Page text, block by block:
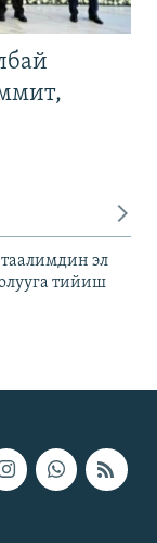
эл
тийиш